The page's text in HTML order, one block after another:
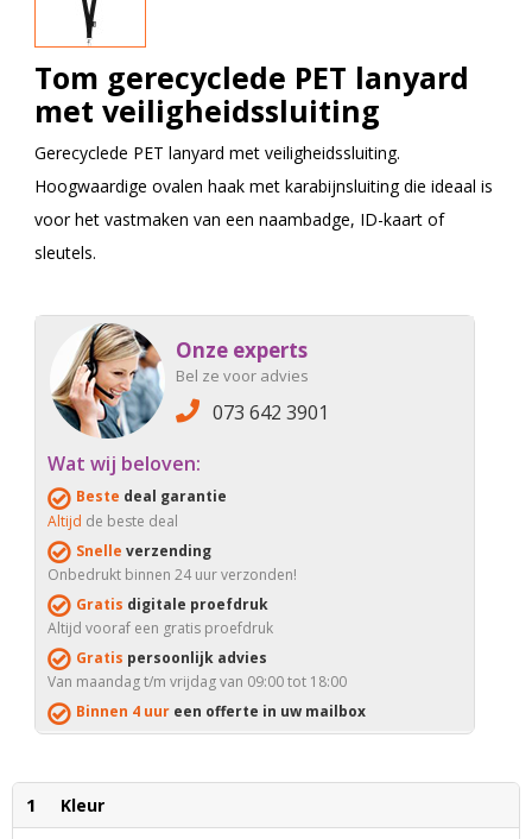
Tom gerecyclede PET lanyard
met veiligheidssluiting
Gerecyclede PET lanyard met veiligheidssluiting.
Hoogwaardige ovalen haak met karabijnsluiting die ideaal is
voor het vastmaken van een naambadge, ID-kaart of
sleutels.
Onze experts
Bel ze voor advies
073 642 3901
Wat wij beloven:
Beste deal garantie
Altijd de beste deal
Snelle verzending
Onbedrukt binnen 24 uur verzonden!
Gratis digitale proefdruk
Altijd vooraf een gratis proefdruk
Gratis persoonlijk advies
Van maandag t/m vrijdag van 09:00 tot 18:00
Binnen 4 uur een offerte in uw mailbox
1 Kleur